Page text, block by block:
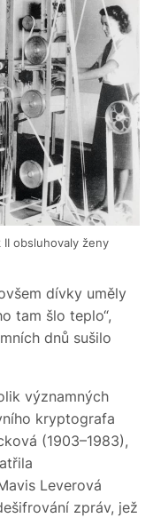
obsluhovaly ženy
dívky uměly
tam šlo teplo“,
dnů sušilo
významných
kryptografa
(1903–1983),
Leverová
zpráv, jež